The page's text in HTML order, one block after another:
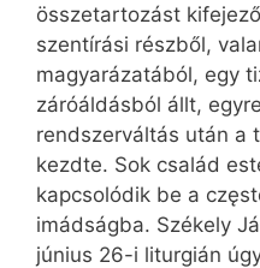
összetartozást
szentírási részből,
magyarázatából, egy
záróáldásból állt,
rendszerváltás után a
kezdte. Sok család
kapcsolódik be a
imádságba. Székely
június 26-i liturgián